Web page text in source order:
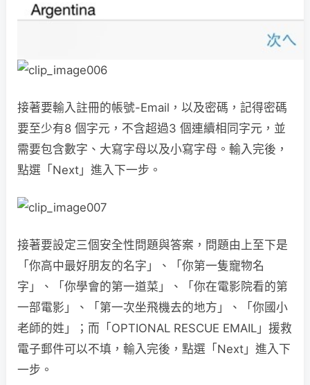
接著要輸入註冊的帳號-Email，以及密碼，記得密碼
要至少有8 個字元，不含超過3 個連續相同字元，並
需要包含數字、大寫字母以及小寫字母。輸入完後，
點選「Next」進入下一步。
接著要設定三個安全性問題與答案，問題由上至下是
「你高中最好朋友的名字」、「你第一隻寵物名
字」、「你學會的第一道菜」、「你在電影院看的第
一部電影」、「第一次坐飛機去的地方」、「你國小
老師的姓」；而「OPTIONAL RESCUE EMAIL」援救
電子郵件可以不填，輸入完後，點選「Next」進入下
一步。